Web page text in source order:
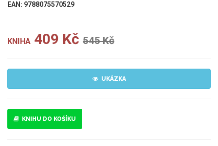
EAN: 9788075570529
KNIHA 409 Kč 545 Kč
UKÁZKA
KNIHU DO KOŠÍKU